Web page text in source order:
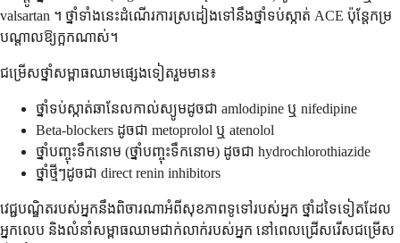
valsartan ។ ថ្នាំទាំងនេះដំណើរការស្រដៀងទៅនឹងថ្នាំទប់ស្កាត់ ACE ប៉ុន្តែកម្រ
បណ្តាលឱ្យក្អកណាស់។
ជម្រើសថ្នាំសម្ពាធឈាមផ្សេងទៀតរួមមាន៖
ថ្នាំទប់ស្កាត់ឆានែលកាល់ស្យូមដូចជា amlodipine ឬ nifedipine
Beta-blockers ដូចជា metoprolol ឬ atenolol
ថ្នាំបញ្ចុះទឹកនោម (ថ្នាំបញ្ចុះទឹកនោម) ដូចជា hydrochlorothiazide
ថ្នាំថ្មីៗដូចជា direct renin inhibitors
វេជ្ជបណ្ឌិតរបស់អ្នកនឹងពិចារណាអំពីសុខភាពទូទៅរបស់អ្នក ថ្នាំដទៃទៀតដែល
អ្នកលេប និងលំនាំសម្ពាធឈាមជាក់លាក់របស់អ្នក នៅពេលជ្រើសរើសជម្រើស